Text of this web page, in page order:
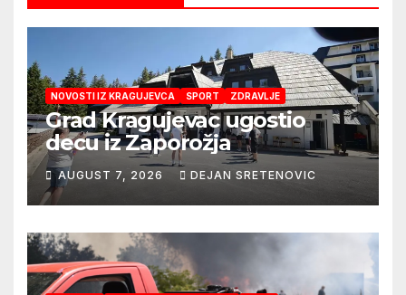
NOVOSTI IZ KRAGUJEVCA SPORT ZDRAVLJE
Grad Kragujevac ugostio
decu iz Zaporožja
AUGUST 7, 2026 DEJAN SRETENOVIC